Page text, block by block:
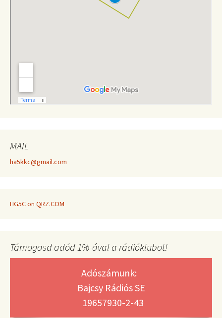
MAIL
ha5kkc@gmail.com
HG5C on QRZ.COM
Támogasd adód 1%-ával a rádióklubot!
Adószámunk:
Bajcsy Rádiós SE
19657930-2-43